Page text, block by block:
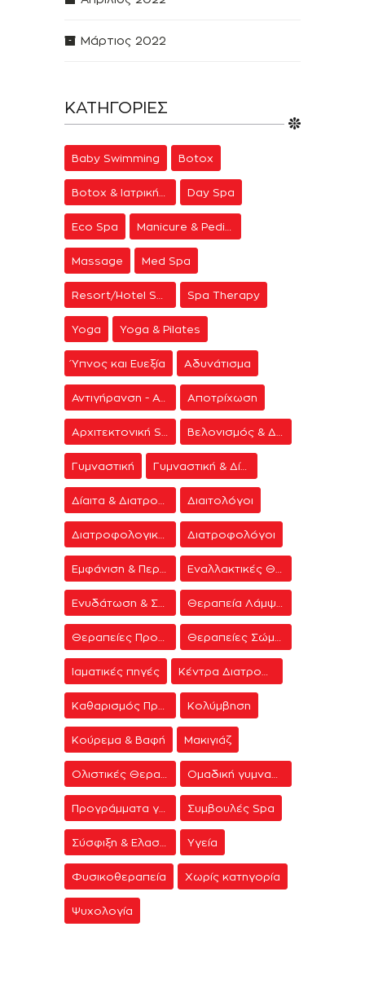
Μάρτιος 2022
ΚΑΤΗΓΟΡΊΕΣ
Baby Swimming Botox
Day Spa
Eco Spa
Massage Med Spa
Spa Therapy
Yoga Yoga & Pilates
Ύπνος και Ευεξία Αδυνάτισμα
Αντιγήρανση - Ανάπλαση Προσώπου Αποτρίχωση
Γυμναστική Γυμναστική & Δίαιτα
Διαιτολόγοι
Διατροφολόγοι
Ιαματικές πηγές
Κολύμβηση
Κούρεμα & Βαφή Μακιγιάζ
Συμβουλές Spa
Υγεία
Φυσικοθεραπεία Χωρίς κατηγορία
Ψυχολογία